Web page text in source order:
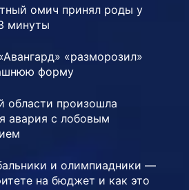
омич принял роды у
минуты
«разморозил»
форму
области произошла
авария с лобовым
и олимпиадники —
на бюджет и как это